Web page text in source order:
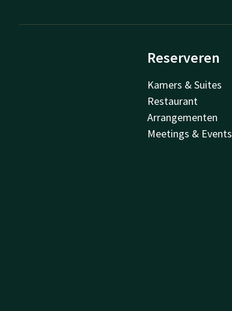
Reserveren
Kamers & Suites
Restaurant
Arrangementen
Meetings & Events